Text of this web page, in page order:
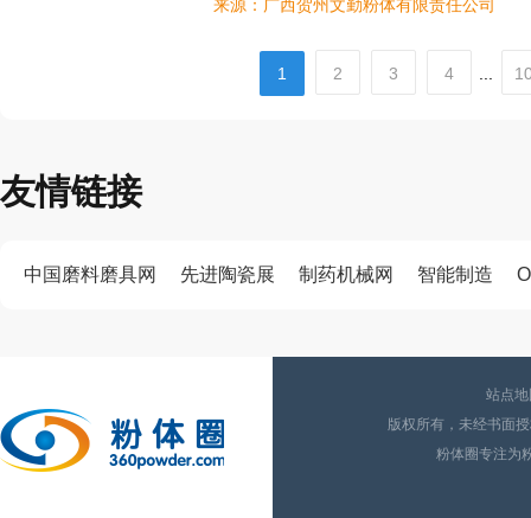
来源：广西贺州文勤粉体有限责任公司
1 2 3 4
友情链接
中国磨料磨具网 先进陶瓷展 制药机械网 智能制造
站点
版权所有，未经书面
粉体圈专注为